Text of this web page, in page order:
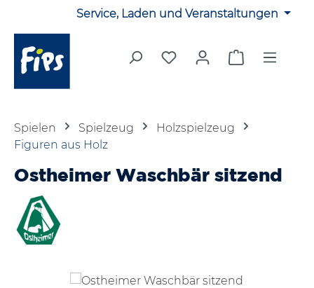
Zum Hauptinhalt springenService, Laden und Veranstaltungen
Du hast 0 Produkte auf
Warenkorb
Spielen Spielzeug
Holzspielzeug
Figuren aus Holz
Ostheimer Waschbär sitzend
Bildergalerie überspringen